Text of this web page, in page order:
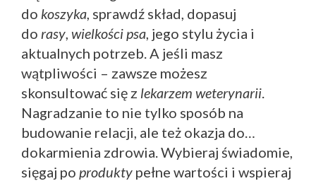
do koszyka , sprawdź skład, dopasuj
do rasy wielkości psa , jego stylu życia i
aktualnych potrzeb. A jeśli masz
wątpliwości – zawsze możesz
skonsultować się z lekarzem weterynarii
Nagradzanie to nie tylko sposób na
budowanie relacji, ale też okazja do…
dokarmienia zdrowia. Wybieraj świadomie,
sięgaj po produkty pełne wartości i wspieraj